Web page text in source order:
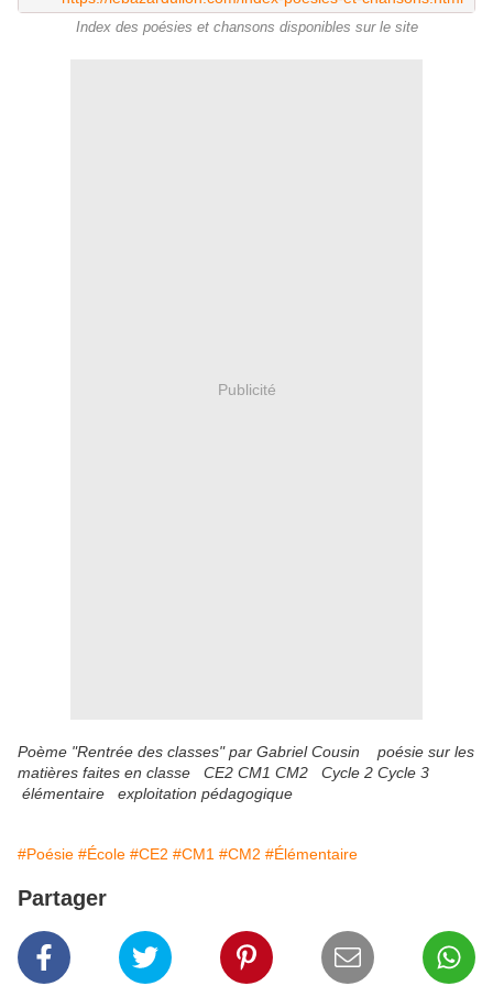
Index des poésies et chansons disponibles sur le site
Publicité
Poème "Rentrée des classes" par Gabriel Cousin poésie sur les
matières faites en classe CE2 CM1 CM2 Cycle 2 Cycle 3
élémentaire exploitation pédagogique
#Poésie #École #CE2 #CM1 #CM2 #Élémentaire
Partager